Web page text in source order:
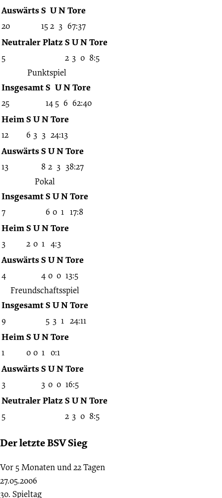
AuswärtsS UNTore
20 152 3 67:37
Neutraler Platz S UNTore
5 2 3 0 8:5
Punktspiel
InsgesamtS UNTore
25 14 5 6 62:40
HeimS UNTore
12 6 3 3 24:13
AuswärtsS UNTore
13 8 2 3 38:27
Pokal
InsgesamtS UNTore
7 6 0 1 17:8
HeimS UNTore
3 2 0 1 4:3
AuswärtsS UNTore
4 4 0 0 13:5
Freundschaftsspiel
InsgesamtS UNTore
9 5 3 1 24:11
HeimS UNTore
1 0 0 1 0:1
AuswärtsS UNTore
3 3 0 0 16:5
Neutraler Platz S UNTore
5 2 3 0 8:5
Der letzte BSV Sieg
Vor 5 Monaten und 22 Tagen
27.05.2006
30. Spieltag